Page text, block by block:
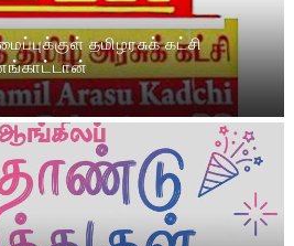
தமிழரசுக் கட்சி